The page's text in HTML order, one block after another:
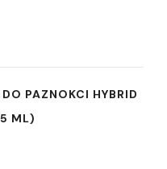
PAZNOKCI HYBRID
ML)